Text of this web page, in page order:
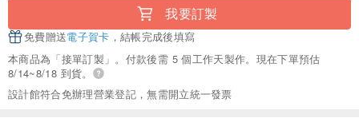
我要訂製
免費贈送電子賀卡 ，結帳完成後填寫
本商品為「接單訂製」。付款後需 5 個工作天製作。現在下單預估
8/14~8/18 到貨。
設計館符合免辦理營業登記，無需開立統一發票